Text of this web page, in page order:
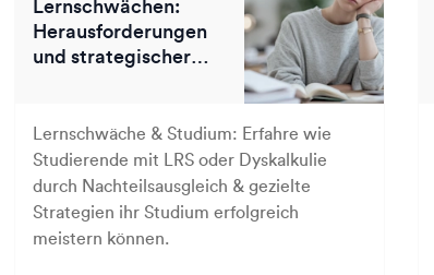
Lernschwächen:
Herausforderungen
und strategischer
Lernschwäche & Studium: Erfahre wie
Studierende mit LRS oder Dyskalkulie
durch Nachteilsausgleich & gezielte
Strategien ihr Studium erfolgreich
meistern können.